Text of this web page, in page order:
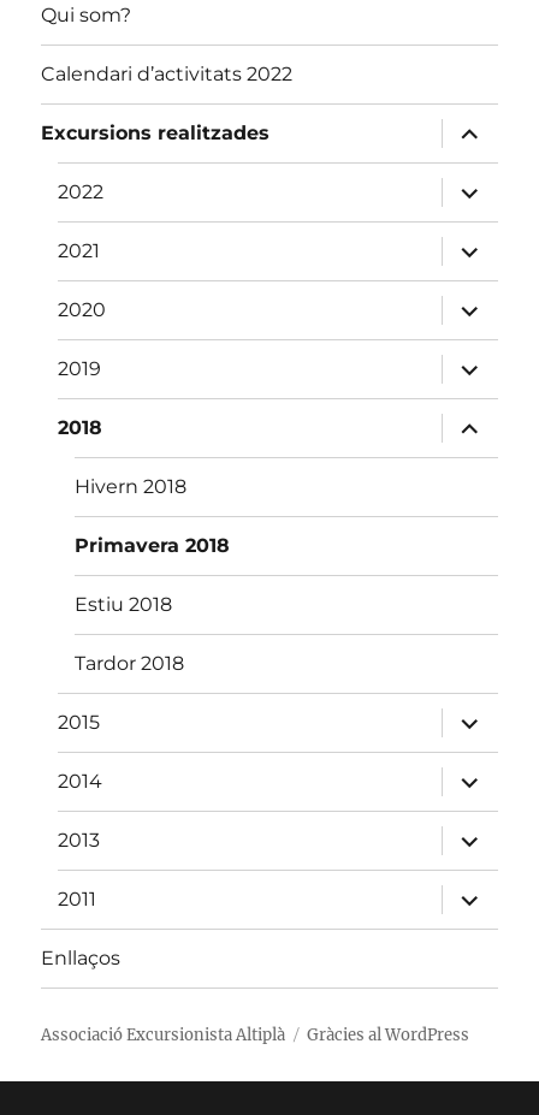
Qui som?
Calendari d’activitats 2022
Excursions realitzades
amplia
el
menú
fill
2022
amplia
el
menú
fill
2021
amplia
el
menú
fill
2020
amplia
el
menú
fill
2019
amplia
el
menú
fill
2018
amplia
el
menú
Hivern 2018
Primavera 2018
Estiu 2018
Tardor 2018
2015
amplia
el
menú
fill
2014
amplia
el
menú
fill
2013
amplia
el
menú
fill
2011
amplia
el
menú
Enllaços
Associació Excursionista Altiplà Gràcies al WordPress